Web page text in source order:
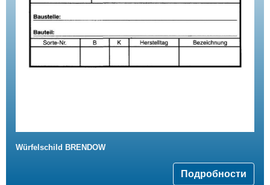
Würfelschild BRENDOW
Подробности